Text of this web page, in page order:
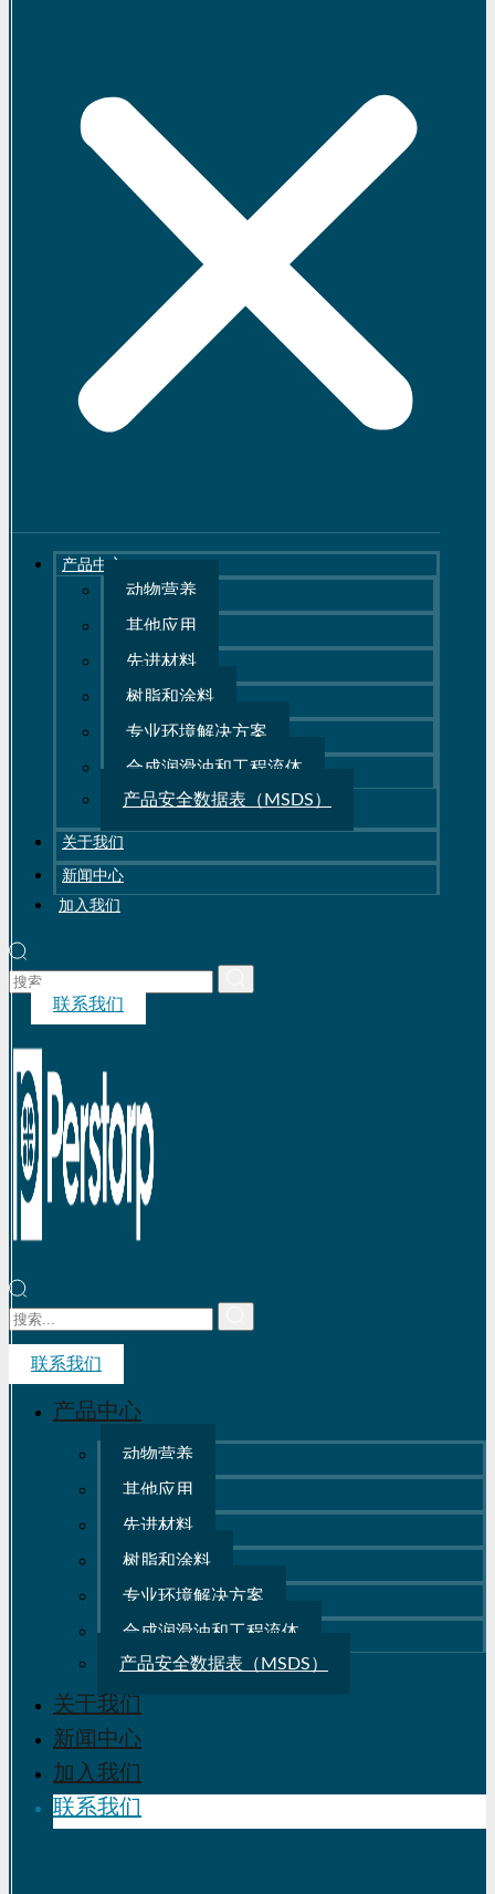
产品中心
动物营养
其他应用
先进材料
树脂和涂料
专业环境解决方案
合成润滑油和工程流体
产品安全数据表（MSDS）
关于我们
新闻中心
加入我们
联系我们
联系我们
产品中心
动物营养
其他应用
先进材料
树脂和涂料
专业环境解决方案
合成润滑油和工程流体
产品安全数据表（MSDS）
关于我们
新闻中心
加入我们
联系我们